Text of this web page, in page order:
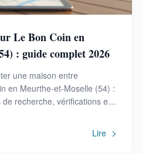
Le Bon Coin en
: guide complet 2026
une maison entre
en Meurthe-et-Moselle (54) :
recherche, vérifications et
Lire